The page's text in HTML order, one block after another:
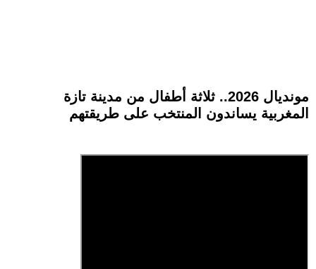
مونديال 2026.. ثلاثة أطفال من مدينة تازة
المغربية يساندون المنتخب على طريقتهم